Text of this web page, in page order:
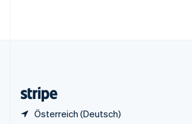
Österreich (Deutsch)